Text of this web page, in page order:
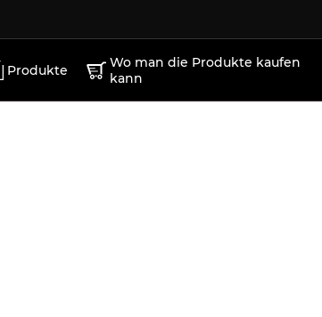
Produkte
Wo man die Produkte kaufen
kann